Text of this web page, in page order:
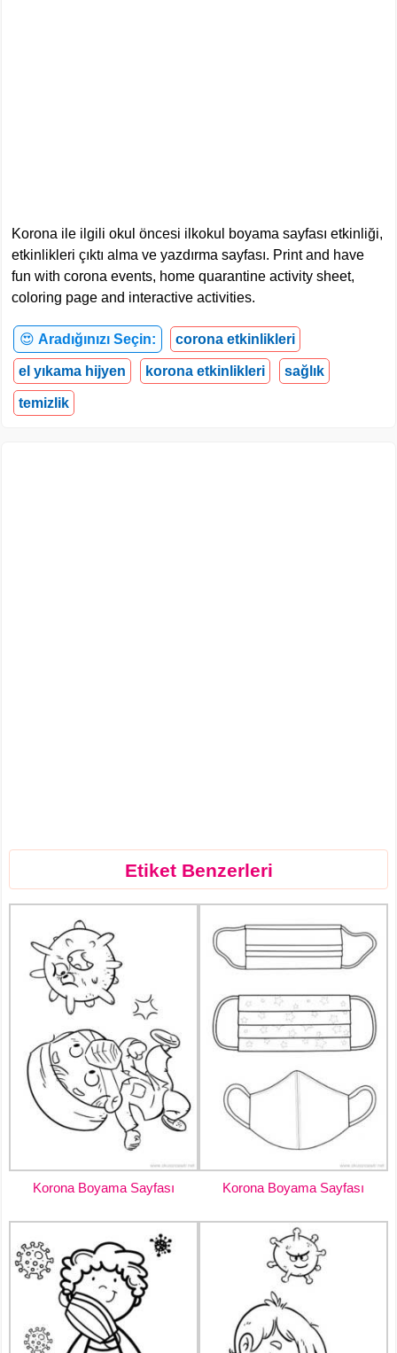
Korona ile ilgili okul öncesi ilkokul boyama sayfası etkinliği,
etkinlikleri çıktı alma ve yazdırma sayfası. Print and have
fun with corona events, home quarantine activity sheet,
coloring page and interactive activities.
😍 Aradığınızı Seçin: corona etkinlikleri
el yıkama hijyen korona etkinlikleri sağlık
temizlik
Etiket Benzerleri
Korona Boyama Sayfası Korona Boyama Sayfası